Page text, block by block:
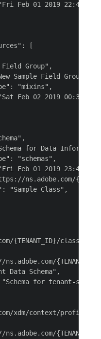
Feb 01 2019 22:46:21
[
Group",
Sample Field Group.",
"mixins",
Feb 02 2019 00:34:06
for Data
"schemas",
Feb 01 2019 23:47:43
ns.adobe.com/
"Sample Class",
{TENANT_ID}/classes/
ns.adobe.com/
Data Schema",
for tenant-
xdm/context/profile":
ns.adobe.com/